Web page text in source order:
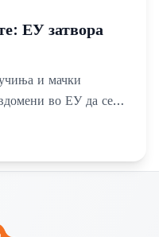
ЕУ затвора
и мачки
во ЕУ да се